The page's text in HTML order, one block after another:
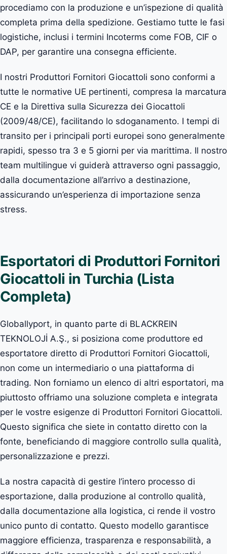
procediamo con la produzione e un’ispezione di qualità
completa prima della spedizione. Gestiamo tutte le fasi
logistiche, inclusi i termini Incoterms come FOB, CIF o
DAP, per garantire una consegna efficiente.
I nostri Produttori Fornitori Giocattoli sono conformi a
tutte le normative UE pertinenti, compresa la marcatura
CE e la Direttiva sulla Sicurezza dei Giocattoli
(2009/48/CE), facilitando lo sdoganamento. I tempi di
transito per i principali porti europei sono generalmente
rapidi, spesso tra 3 e 5 giorni per via marittima. Il nostro
team multilingue vi guiderà attraverso ogni passaggio,
dalla documentazione all’arrivo a destinazione,
assicurando un’esperienza di importazione senza
stress.
Esportatori di Produttori Fornitori
Giocattoli in Turchia (Lista
Completa)
Globallyport, in quanto parte di BLACKREIN
TEKNOLOJİ A.Ş., si posiziona come produttore ed
esportatore diretto di Produttori Fornitori Giocattoli,
non come un intermediario o una piattaforma di
trading. Non forniamo un elenco di altri esportatori, ma
piuttosto offriamo una soluzione completa e integrata
per le vostre esigenze di Produttori Fornitori Giocattoli.
Questo significa che siete in contatto diretto con la
fonte, beneficiando di maggiore controllo sulla qualità,
personalizzazione e prezzi.
La nostra capacità di gestire l’intero processo di
esportazione, dalla produzione al controllo qualità,
dalla documentazione alla logistica, ci rende il vostro
unico punto di contatto. Questo modello garantisce
maggiore efficienza, trasparenza e responsabilità, a